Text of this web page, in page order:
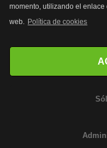
momento, utilizando el
web. Política de cookies